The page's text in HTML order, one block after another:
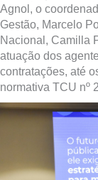
Agnol, o
Gestão, Marcelo
Nacional, Camilla
atuação dos
contratações, até
normativa TCU nº